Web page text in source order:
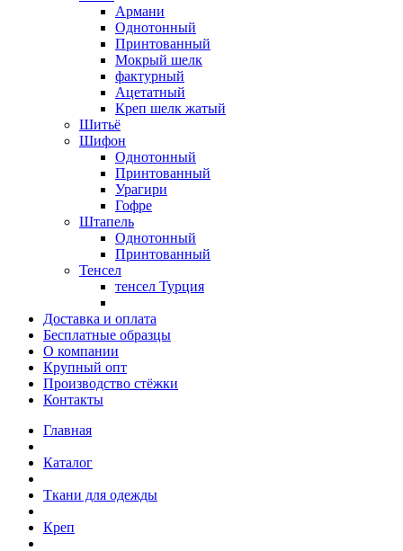
Армани
Однотонный
Принтованный
Мокрый шелк
фактурный
Ацетатный
Креп шелк жатый
Шитьё
Шифон
Однотонный
Принтованный
Урагири
Гофре
Штапель
Однотонный
Принтованный
Тенсел
тенсел Турция
Доставка и оплата
Бесплатные образцы
О компании
Крупный опт
Производство стёжки
Контакты
Главная
Каталог
Ткани для одежды
Креп